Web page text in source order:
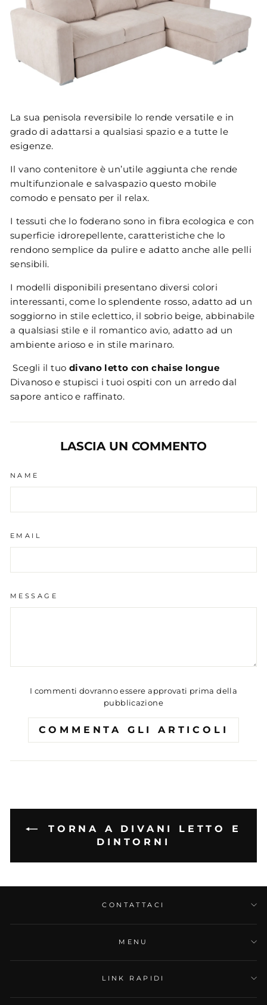
La sua penisola reversibile lo rende versatile e in
grado di adattarsi a qualsiasi spazio e a tutte le
esigenze.
Il vano contenitore è un’utile aggiunta che rende
multifunzionale e salvaspazio questo mobile
comodo e pensato per il relax.
I tessuti che lo foderano sono in fibra ecologica e con
superficie idrorepellente, caratteristiche che lo
rendono semplice da pulire e adatto anche alle pelli
sensibili.
I modelli disponibili presentano diversi colori
interessanti, come lo splendente rosso, adatto ad un
soggiorno in stile eclettico, il sobrio beige, abbinabile
a qualsiasi stile e il romantico avio, adatto ad un
ambiente arioso e in stile marinaro.
Scegli il tuo divano letto con chaise longue
Divanoso e stupisci i tuoi ospiti con un arredo dal
sapore antico e raffinato.
LASCIA UN COMMENTO
NAME
EMAIL
MESSAGE
I commenti dovranno essere approvati prima della
pubblicazione
COMMENTA GLI ARTICOLI
TORNA A DIVANI LETTO E
DINTORNI
CONTATTACI
MENU
LINK RAPIDI